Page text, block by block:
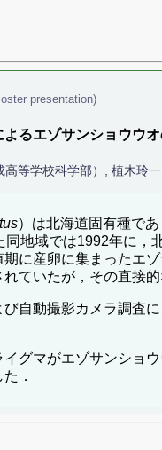
presentation)
るエゾサンショウウ
等学校科学部）, 植木玲
）は北海道固有種で
地域では1992年に，
に産卵に集まったエ
ていたが，その直接
自動撮影カメラ調査
グマがエゾサンショ
．